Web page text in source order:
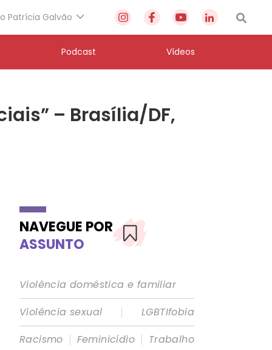
Patrícia Galvão
Podcast Vídeos
– Brasília/DF,
NAVEGUE POR
ASSUNTO
Violência doméstica e familiar
Violência sexual
|
LGBTIfobia
Racismo | Feminicídio | Trabalho